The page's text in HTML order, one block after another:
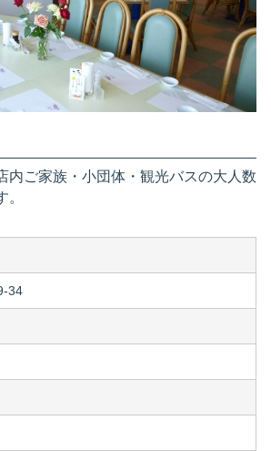
内ご家族・小団体・観光バスの大人数
34